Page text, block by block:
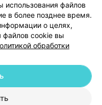
cookie
данных
| 220012, Республика Беларусь,
файлов
в более позднее время.
о целях,
файлов cookie вы
обработки